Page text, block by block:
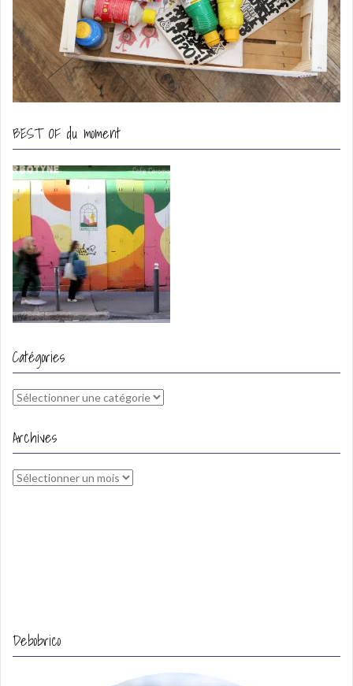
BEST OF du moment
Catégories
Catégories
Archives
Archives
Debobrico